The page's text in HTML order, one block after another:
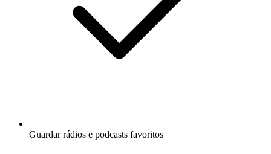
Guardar rádios e podcasts favoritos